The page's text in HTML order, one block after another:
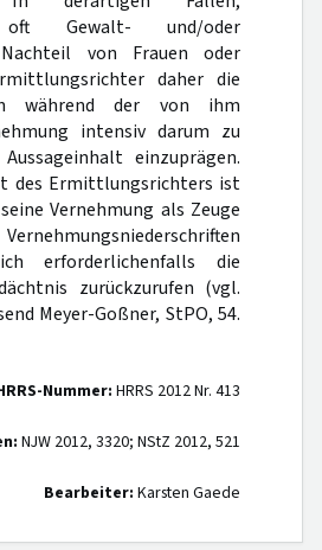
oft Gewalt- und/oder
von Frauen oder
daher die
während der von ihm
intensiv darum zu
einzuprägen.
des Ermittlungsrichters ist
Vernehmung als Zeuge
erforderlichenfalls die
zurückzurufen (vgl.
Meyer-Goßner, StPO, 54.
Nummer: HRRS 2012 Nr. 413
NJW 2012, 3320; NStZ 2012, 521
Bearbeiter: Karsten Gaede